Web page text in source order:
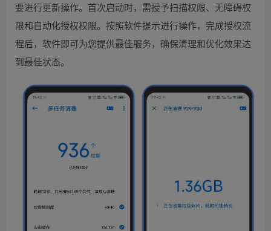
要进行更新操作。首次启动时，需授予扫描权限、无障碍权
限和自动化授权权限。按照软件提示进行操作，完成授权流
程后，软件即可为您提供最佳服务，确保清理和优化效果达
到最佳状态。